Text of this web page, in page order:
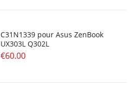
C31N1339 pour Asus ZenBook
UX303L Q302L
€60.00